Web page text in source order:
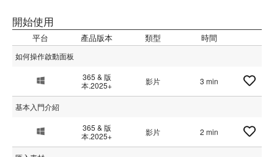
開始使用
平台 產品版本 類型 時間
如何操作啟動面板
365 & 版
本.2025+
影片 3 min
基本入門介紹
365 & 版
本.2025+
影片 2 min